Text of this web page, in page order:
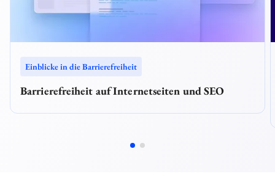
Einblicke in die Barrierefreiheit
Barrierefreiheit auf Internetseiten und SEO